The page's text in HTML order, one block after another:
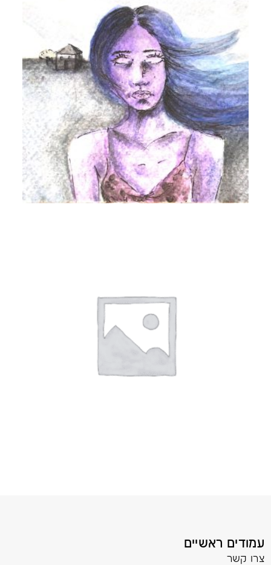
עמודים ראשיים
צרו קשר